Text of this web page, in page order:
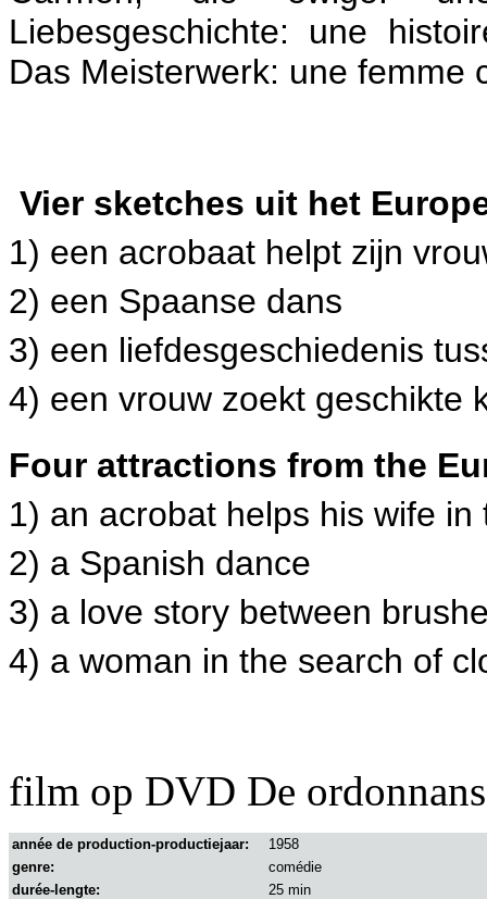
Liebesgeschichte: une
Das Meisterwerk: une femme
Vier sketches uit het
1) een acrobaat helpt zijn
2) een Spaanse dans
3) een liefdesgeschiedenis
4) een vrouw zoekt geschikte
Four attractions from the
1) an acrobat helps his wife in
2) a Spanish dance
3) a love story between
4) a woman in the search of
film op DVD De ordonnans
année de production-productiejaar:
1958
genre:
comédie
durée-lengte:
25 min